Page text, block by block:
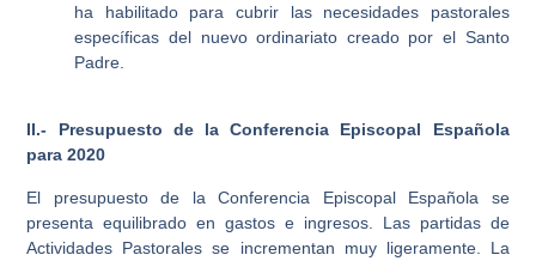
ha habilitado para cubrir las necesidades pastorales
específicas del nuevo ordinariato creado por el Santo
Padre.
II.- Presupuesto de la Conferencia Episcopal Española
para 2020
El presupuesto de la Conferencia Episcopal Española se
presenta equilibrado en gastos e ingresos. Las partidas de
Actividades Pastorales se incrementan muy ligeramente. La